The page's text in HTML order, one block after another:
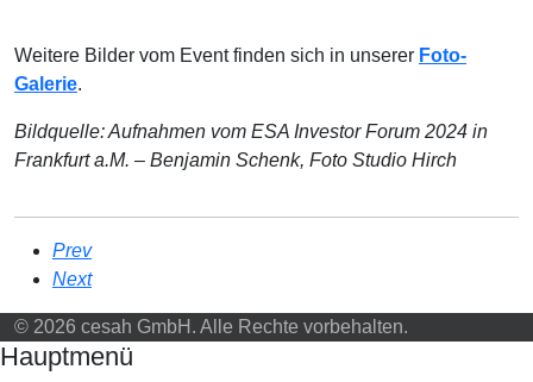
Weitere Bilder vom Event finden sich in unserer Foto-
Galerie.
Bildquelle: Aufnahmen vom ESA Investor Forum 2024 in
Frankfurt a.M. – Benjamin Schenk, Foto Studio Hirch
Prev
Next
© 2026 cesah GmbH. Alle Rechte vorbehalten.
Hauptmenü